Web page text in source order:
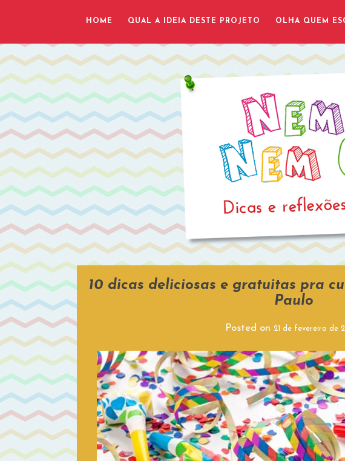
HOME QUAL A IDEIA DESTE PROJETO OLHA QUEM
10 dicas deliciosas e gratuitas pra
Paulo
Posted on 21 de fevereiro de